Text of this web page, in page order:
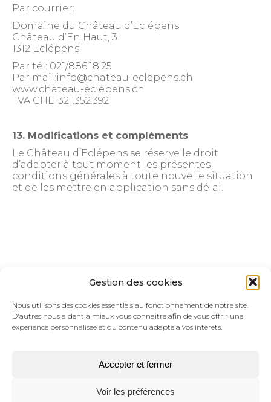
Gestion des cookies
Nous utilisons des cookies essentiels au fonctionnement de notre site.
D'autres nous aident à mieux vous connaitre afin de vous offrir une
expérience personnalisée et du contenu adapté à vos intérêts.
Accepter et fermer
Voir les préférences
Par courrier:
Domaine du Château d’Eclépens
Château d’En Haut, 3
1312 Eclépens
Par tél: 021/886.18.25
Par mail:info@chateau-eclepens.ch
www.chateau-eclepens.ch
TVA CHE-321.352.392
13. Modifications et compléments
Le Château d’Eclépens se réserve le droit
d’adapter à tout moment les présentes
conditions générales à toute nouvelle situation
et de les mettre en application sans délai.
Information
Politique de confidentialité
|Domaine du Château d’Eclépens